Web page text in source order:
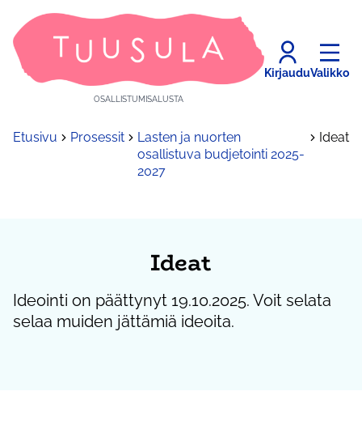
OSALLISTUMISALUSTA
KirjauduValikko
Etusivu Prosessit
Lasten ja nuorten
osallistuva budjetointi 2025-
2027
Ideat
Ideat
Ideointi on päättynyt 19.10.2025. Voit selata
selaa muiden jättämiä ideoita.